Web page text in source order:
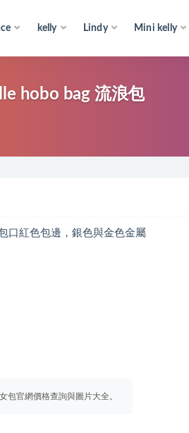
kelly Lindy Mini kelly
hobo bag 流浪包
口紅色包邊，銀色與金色金屬
包官網價格查詢與圖片大全。